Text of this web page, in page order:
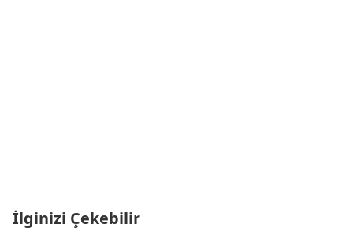
İlginizi Çekebilir